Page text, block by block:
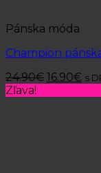
Pánska móda
Champion
24.90€ 16.90€ s
Zľava!